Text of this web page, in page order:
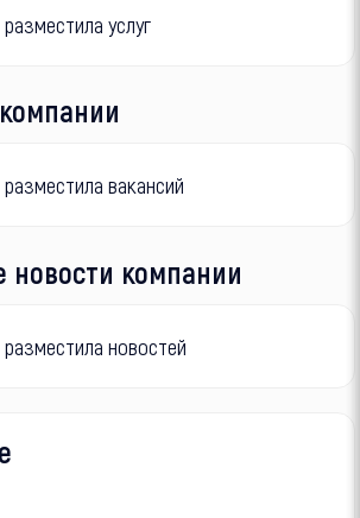
услуг
вакансий
новости компании
новостей